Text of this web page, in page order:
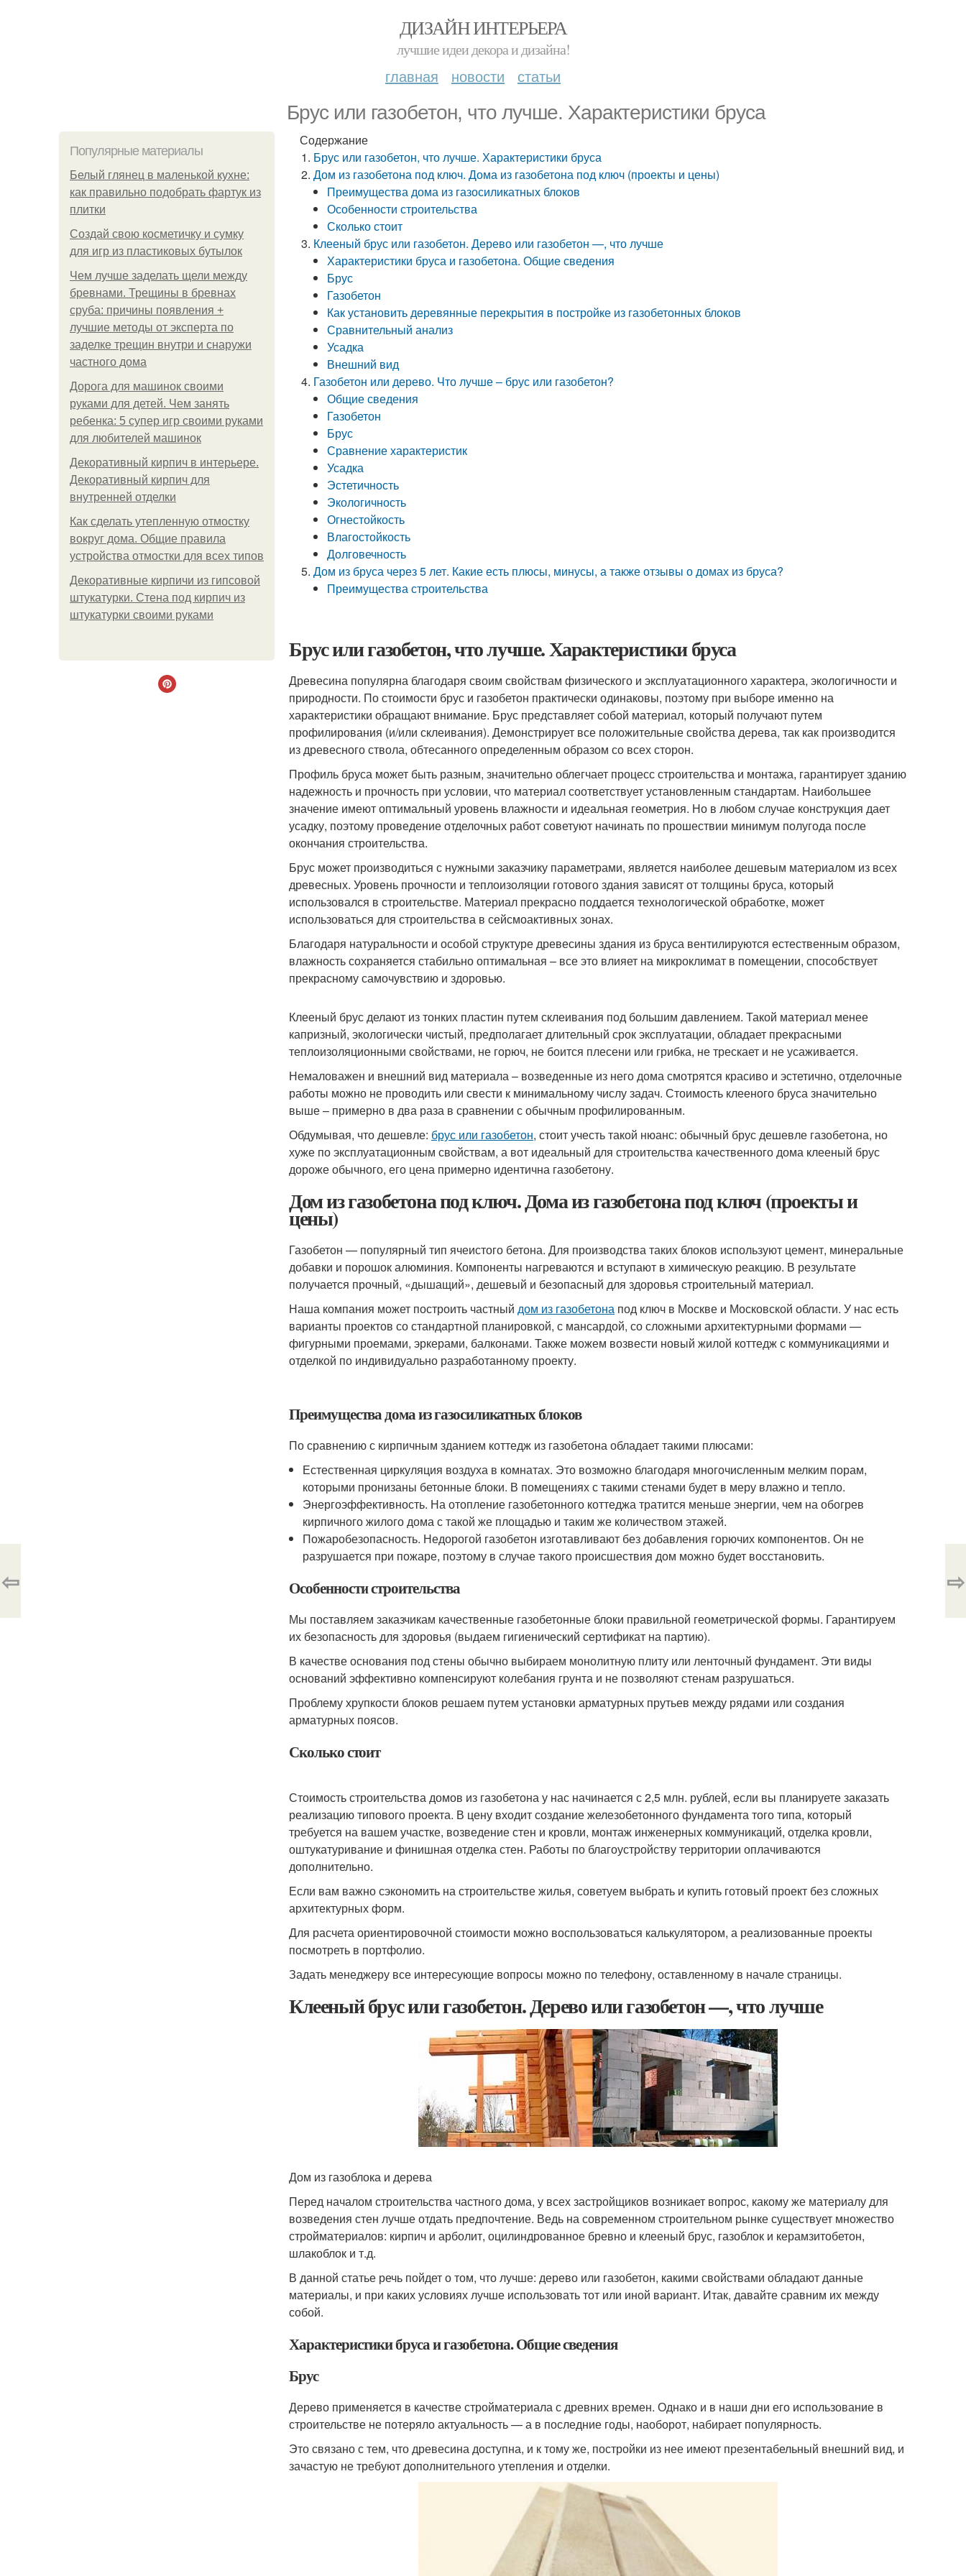
ДИЗАЙН ИНТЕРЬЕРА
лучшие идеи декора и дизайна!
главная новости статьи
Брус или газобетон, что лучше. Характеристики бруса
Популярные материалы
Белый глянец в маленькой кухне:
как правильно подобрать фартук из
плитки
Создай свою косметичку и сумку
для игр из пластиковых бутылок
Чем лучше заделать щели между
бревнами. Трещины в бревнах
сруба: причины появления +
лучшие методы от эксперта по
заделке трещин внутри и снаружи
частного дома
Дорога для машинок своими
руками для детей. Чем занять
ребенка: 5 супер игр своими руками
для любителей машинок
Декоративный кирпич в интерьере.
Декоративный кирпич для
внутренней отделки
Как сделать утепленную отмостку
вокруг дома. Общие правила
устройства отмостки для всех типов
Декоративные кирпичи из гипсовой
штукатурки. Стена под кирпич из
штукатурки своими руками
Содержание
Брус или газобетон, что лучше. Характеристики бруса
Дом из газобетона под ключ. Дома из газобетона под ключ (проекты и цены)
Преимущества дома из газосиликатных блоков
Особенности строительства
Сколько стоит
Клееный брус или газобетон. Дерево или газобетон —, что лучше
Характеристики бруса и газобетона. Общие сведения
Брус
Газобетон
Как установить деревянные перекрытия в постройке из газобетонных блоков
Сравнительный анализ
Усадка
Внешний вид
Газобетон или дерево. Что лучше – брус или газобетон?
Общие сведения
Газобетон
Брус
Сравнение характеристик
Усадка
Эстетичность
Экологичность
Огнестойкость
Влагостойкость
Долговечность
Дом из бруса через 5 лет. Какие есть плюсы, минусы, а также отзывы о домах из бруса?
Преимущества строительства
Брус или газобетон, что лучше. Характеристики бруса
Древесина популярна благодаря своим свойствам физического и эксплуатационного характера, экологичности и
природности. По стоимости брус и газобетон практически одинаковы, поэтому при выборе именно на
характеристики обращают внимание. Брус представляет собой материал, который получают путем
профилирования (и/или склеивания). Демонстрирует все положительные свойства дерева, так как производится
из древесного ствола, обтесанного определенным образом со всех сторон.
Профиль бруса может быть разным, значительно облегчает процесс строительства и монтажа, гарантирует зданию
надежность и прочность при условии, что материал соответствует установленным стандартам. Наибольшее
значение имеют оптимальный уровень влажности и идеальная геометрия. Но в любом случае конструкция дает
усадку, поэтому проведение отделочных работ советуют начинать по прошествии минимум полугода после
окончания строительства.
Брус может производиться с нужными заказчику параметрами, является наиболее дешевым материалом из всех
древесных. Уровень прочности и теплоизоляции готового здания зависят от толщины бруса, который
использовался в строительстве. Материал прекрасно поддается технологической обработке, может
использоваться для строительства в сейсмоактивных зонах.
Благодаря натуральности и особой структуре древесины здания из бруса вентилируются естественным образом,
влажность сохраняется стабильно оптимальная – все это влияет на микроклимат в помещении, способствует
прекрасному самочувствию и здоровью.
Клееный брус делают из тонких пластин путем склеивания под большим давлением. Такой материал менее
капризный, экологически чистый, предполагает длительный срок эксплуатации, обладает прекрасными
теплоизоляционными свойствами, не горюч, не боится плесени или грибка, не трескает и не усаживается.
Немаловажен и внешний вид материала – возведенные из него дома смотрятся красиво и эстетично, отделочные
работы можно не проводить или свести к минимальному числу задач. Стоимость клееного бруса значительно
выше – примерно в два раза в сравнении с обычным профилированным.
Обдумывая, что дешевле: брус или газобетон, стоит учесть такой нюанс: обычный брус дешевле газобетона, но
хуже по эксплуатационным свойствам, а вот идеальный для строительства качественного дома клееный брус
дороже обычного, его цена примерно идентична газобетону.
Дом из газобетона под ключ. Дома из газобетона под ключ (проекты и
цены)
Газобетон — популярный тип ячеистого бетона. Для производства таких блоков используют цемент, минеральные
добавки и порошок алюминия. Компоненты нагреваются и вступают в химическую реакцию. В результате
получается прочный, «дышащий», дешевый и безопасный для здоровья строительный материал.
Наша компания может построить частный дом из газобетона под ключ в Москве и Московской области. У нас есть
варианты проектов со стандартной планировкой, с мансардой, со сложными архитектурными формами —
фигурными проемами, эркерами, балконами. Также можем возвести новый жилой коттедж с коммуникациями и
отделкой по индивидуально разработанному проекту.
Преимущества дома из газосиликатных блоков
По сравнению с кирпичным зданием коттедж из газобетона обладает такими плюсами:
Естественная циркуляция воздуха в комнатах. Это возможно благодаря многочисленным мелким порам,
которыми пронизаны бетонные блоки. В помещениях с такими стенами будет в меру влажно и тепло.
Энергоэффективность. На отопление газобетонного коттеджа тратится меньше энергии, чем на обогрев
кирпичного жилого дома с такой же площадью и таким же количеством этажей.
Пожаробезопасность. Недорогой газобетон изготавливают без добавления горючих компонентов. Он не
разрушается при пожаре, поэтому в случае такого происшествия дом можно будет восстановить.
Особенности строительства
Мы поставляем заказчикам качественные газобетонные блоки правильной геометрической формы. Гарантируем
их безопасность для здоровья (выдаем гигиенический сертификат на партию).
В качестве основания под стены обычно выбираем монолитную плиту или ленточный фундамент. Эти виды
оснований эффективно компенсируют колебания грунта и не позволяют стенам разрушаться.
Проблему хрупкости блоков решаем путем установки арматурных прутьев между рядами или создания
арматурных поясов.
Сколько стоит
Стоимость строительства домов из газобетона у нас начинается с 2,5 млн. рублей, если вы планируете заказать
реализацию типового проекта. В цену входит создание железобетонного фундамента того типа, который
требуется на вашем участке, возведение стен и кровли, монтаж инженерных коммуникаций, отделка кровли,
оштукатуривание и финишная отделка стен. Работы по благоустройству территории оплачиваются
дополнительно.
Если вам важно сэкономить на строительстве жилья, советуем выбрать и купить готовый проект без сложных
архитектурных форм.
Для расчета ориентировочной стоимости можно воспользоваться калькулятором, а реализованные проекты
посмотреть в портфолио.
Задать менеджеру все интересующие вопросы можно по телефону, оставленному в начале страницы.
Клееный брус или газобетон. Дерево или газобетон —, что лучше
Дом из газоблока и дерева
Перед началом строительства частного дома, у всех застройщиков возникает вопрос, какому же материалу для
возведения стен лучше отдать предпочтение. Ведь на современном строительном рынке существует множество
стройматериалов: кирпич и арболит, оцилиндрованное бревно и клееный брус, газоблок и керамзитобетон,
шлакоблок и т.д.
В данной статье речь пойдет о том, что лучше: дерево или газобетон, какими свойствами обладают данные
материалы, и при каких условиях лучше использовать тот или иной вариант. Итак, давайте сравним их между
собой.
Характеристики бруса и газобетона. Общие сведения
Брус
Дерево применяется в качестве стройматериала с древних времен. Однако и в наши дни его использование в
строительстве не потеряло актуальность — а в последние годы, наоборот, набирает популярность.
Это связано с тем, что древесина доступна, и к тому же, постройки из нее имеют презентабельный внешний вид, и
зачастую не требуют дополнительного утепления и отделки.
⇦ ⇨